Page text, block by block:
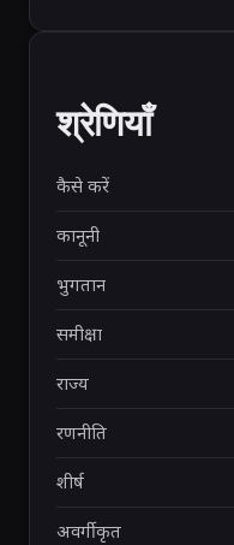
श्रेणियाँ
कैसे करें
कानूनी
भुगतान
समीक्षा
राज्य
रणनीति
शीर्ष
अवर्गीकृत